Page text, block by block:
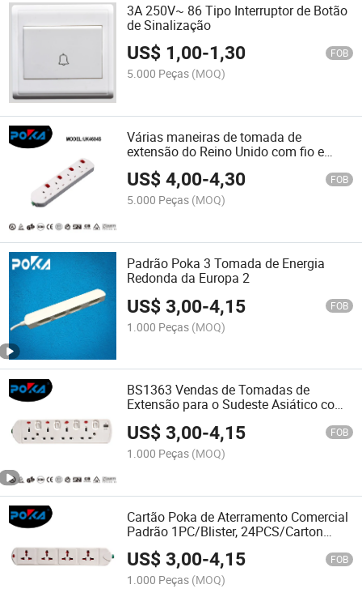
3A 250V~ 86 Tipo Interruptor de Botão
de Sinalização
US$ 1,00-1,30 FOB
5.000 Peças (MOQ)
Várias maneiras de tomada de
extensão do Reino Unido com fio e
plugue
US$4,00-4,30 FOB
5.000 Peças (MOQ)
Padrão Poka 3 Tomada de Energia
Redonda da Europa 2
US$3,00-4,15 FOB
1.000 Peças (MOQ)
BS1363 Vendas de Tomadas de
Extensão para o Sudeste Asiático com
Certificação BS
US$3,00-4,15 FOB
1.000 Peças (MOQ)
Cartão Poka de Aterramento Comercial
Padrão 1PC/Blister, 24PCS/Carton
Extensão de Cabo de Energia
US$3,00-4,15 FOB
1.000 Peças (MOQ)